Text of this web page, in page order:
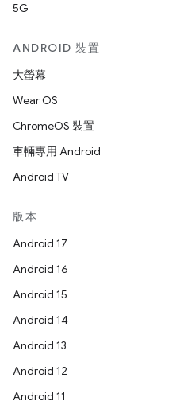
5G
ANDROID 裝置
大螢幕
Wear OS
ChromeOS 裝置
車輛專用 Android
Android TV
版本
Android 17
Android 16
Android 15
Android 14
Android 13
Android 12
Android 11